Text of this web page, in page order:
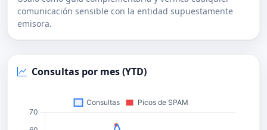
comunicación sensible con la entidad supuestamente
emisora.
Consultas por mes (YTD)